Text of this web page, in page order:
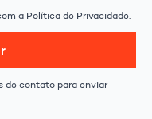
a Política de Privacidade.
de contato para enviar